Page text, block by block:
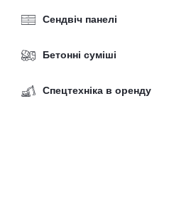
Сендвіч панелі
Бетонні суміші
Спецтехніка в оренду